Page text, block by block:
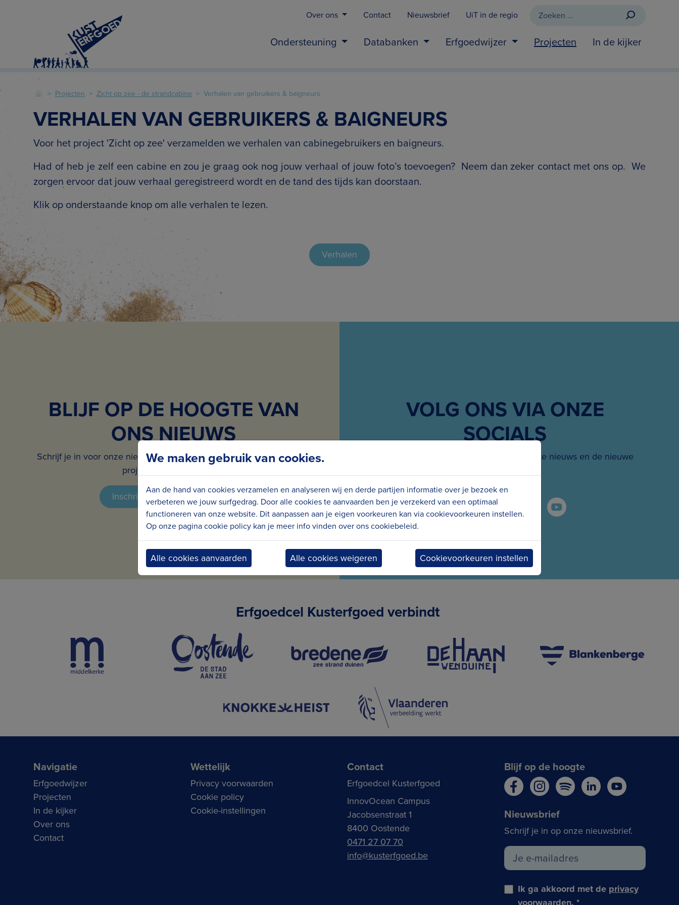
Over ons Contact Nieuwsbrief UiT in de regio
Ondersteuning Databanken Erfgoedwijzer Projecten In de kijker
Projecten Zicht op zee - de strandcabine Verhalen van gebruikers & baigneurs
VERHALEN VAN GEBRUIKERS & BAIGNEURS
Voor het project 'Zicht op zee' verzamelden we verhalen van cabinegebruikers en baigneurs.
Had of heb je zelf een cabine en zou je graag ook nog jouw verhaal of jouw foto’s toevoegen? Neem dan zeker contact met ons op. We
zorgen ervoor dat jouw verhaal geregistreerd wordt en de tand des tijds kan doorstaan.
Klik op onderstaande knop om alle verhalen te lezen.
Verhalen
BLIJF OP DE HOOGTE VAN
ONS NIEUWS
Schrijf je in voor onze nieuwsbrief en ontvang maandelijks nieuws en
projecten in jouw mailbox.
Inschrijven voor de nieuwsbrief
VOLG ONS VIA ONZE
SOCIALS
Wees meteen op de hoogte van het laatste nieuws en de nieuwe
Erfgoedcel Kusterfgoed verbindt
Navigatie
Erfgoedwijzer
Projecten
In de kijker
Over ons
Contact
Wettelijk
Privacy voorwaarden
Cookie policy
Cookie-instellingen
Contact
Erfgoedcel Kusterfgoed
InnovOcean Campus
Jacobsenstraat 1
8400 Oostende
0471 27 07 70
info@kusterfgoed.be
Blijf op de hoogte
Nieuwsbrief
Schrijf je in op onze nieuwsbrief.
Ik ga akkoord met de privacy
We maken gebruik van cookies.
Aan de hand van cookies verzamelen en analyseren wij en derde partijen informatie over je bezoek en
verbeteren we jouw surfgedrag. Door alle cookies te aanvaarden ben je verzekerd van een optimaal
functioneren van onze website. Dit aanpassen aan je eigen voorkeuren kan via cookievoorkeuren instellen.
Op onze pagina cookie policy kan je meer info vinden over ons cookiebeleid.
Alle cookies aanvaarden Alle cookies weigeren Cookievoorkeuren instellen